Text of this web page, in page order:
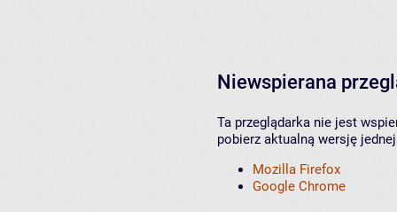
Niewspierana
Ta przeglądarka nie jest
pobierz aktualną wersję
Mozilla Firefox
Google Chrome